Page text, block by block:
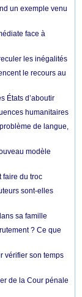
un exemple venu
face à
les inégalités
le recours au
États d’aboutir
humanitaires
de langue,
modèle
faire du troc
sont-elles
sa famille
? Ce que
vérifier son temps
de la Cour pénale